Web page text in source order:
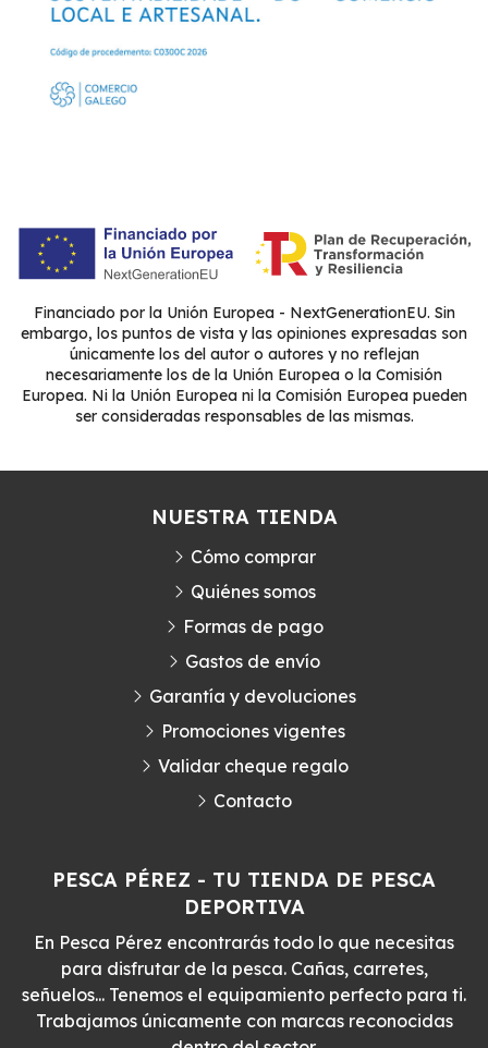
Financiado por la Unión Europea - NextGenerationEU. Sin
embargo, los puntos de vista y las opiniones expresadas son
únicamente los del autor o autores y no reflejan
necesariamente los de la Unión Europea o la Comisión
Europea. Ni la Unión Europea ni la Comisión Europea pueden
ser consideradas responsables de las mismas.
PESCA PÉREZ - TU TIENDA DE PESCA
DEPORTIVA
En Pesca Pérez encontrarás todo lo que necesitas
para disfrutar de la pesca. Cañas, carretes,
señuelos... Tenemos el equipamiento perfecto para ti.
Trabajamos únicamente con marcas reconocidas
NUESTRA TIENDA
Cómo comprar
Quiénes somos
Formas de pago
Gastos de envío
Garantía y devoluciones
Promociones vigentes
Validar cheque regalo
Contacto